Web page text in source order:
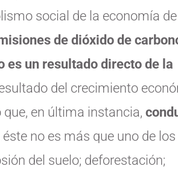
social de la economía de
de dióxido de
es un resultado directo de la
del crecimiento
en última instancia,
no es más que uno de los
del suelo; deforestación;